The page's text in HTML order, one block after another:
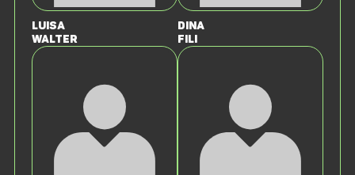
Luisa
Walter
Dina
Fili